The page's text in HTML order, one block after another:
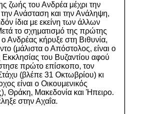
ζωής του Ανδρέα μέχρι την
Ανάσταση και την Ανάληψη,
ίδια με εκείνη των άλλων
το σχηματισμό της πρώτης
Ανδρέας κήρυξε στη Βιθυνία,
(μάλιστα ο Απόστολος, είναι ο
Εκκλησίας του Βυζαντίου αφού
πρώτο επίσκοπο, τον
(βλέπε 31 Οκτωβρίου) κι
είναι ο Οικουμενικός
Θράκη, Μακεδονία και Ήπειρο.
στην Αχαΐα.